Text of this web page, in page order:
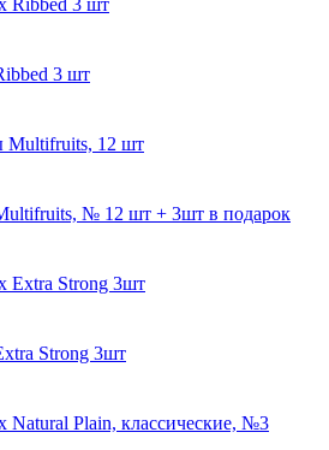
3 шт
№ 12 шт + 3шт в подарок
Strong 3шт